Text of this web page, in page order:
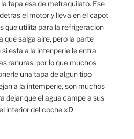
tapa esa de metraquilato. Ese
el motor y lleva en el capot
que utilita para la refrigeracion
que salga aire, pero la parte
si esta a la intenperie le entra
ranuras, por lo que muchos
una tapa de algun tipo
a la intemperie, son muchos
dejar que el agua campe a sus
interior del coche xD